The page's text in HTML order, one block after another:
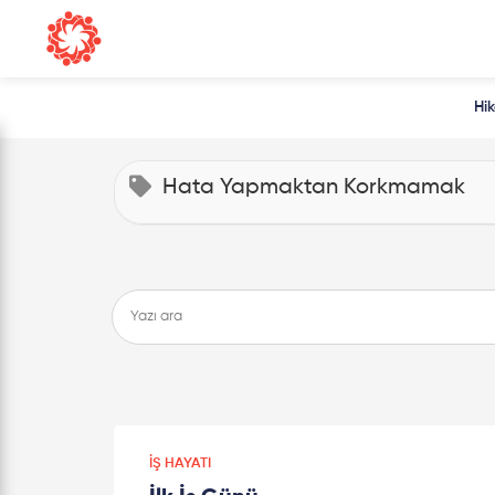
Hata Yapmaktan Korkmamak
İŞ HAYATI